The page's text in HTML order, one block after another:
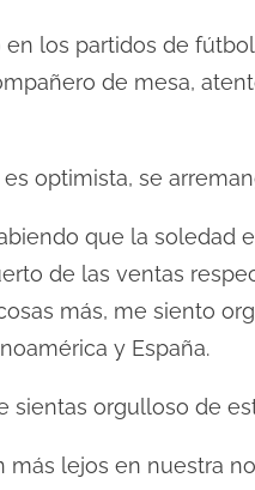
los partidos de
de mesa,
optimista, se
que la soledad
de las ventas
más, me siento
y España.
sientas orgulloso de
más lejos en nuestra